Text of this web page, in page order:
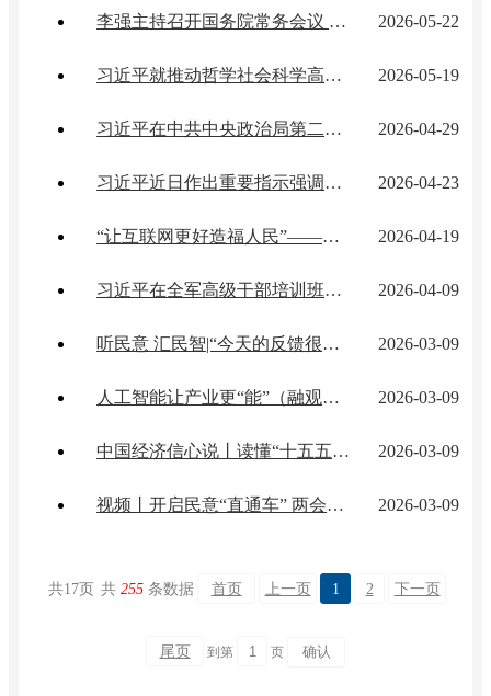
2026-05-22
李强主持召开国务院常务会议 研究推进全国统一大市场建设有关工作 审议通过《现代化应急体系建设“十五五”规划》 讨论《中华人民共和国...
2026-05-19
习近平就推动哲学社会科学高质量发展作出重要指示
2026-04-29
习近平在中共中央政治局第二十五次集体学习时强调：着力提高防范应对自然灾害能力 切实维护人民群众生命财产安全
2026-04-23
习近平近日作出重要指示强调：把"义乌发展经验"进一步总结好运用好 探索走出符合各自实际的高质量发展之路
2026-04-19
“让互联网更好造福人民”——网络强国建设向纵深推进
2026-04-09
习近平在全军高级干部培训班开班式上发表重要讲话强调：开展思想整风 深化政治整训 以崭新政治面貌迎接建军一百周年
2026-03-09
听民意 汇民智|“今天的反馈很全面也很务实”——全国人大代表张雨霏与国家体育总局工作人员面对面
2026-03-09
人工智能让产业更“能”（融观察）
2026-03-09
中国经济信心说丨读懂“十五五”主要指标的深意
2026-03-09
视频丨开启民意“直通车” 两会“旁听员”让基层声音听得到、落得实
共17页 共 255 条数据 首页 上一页 1 2 下一页
尾页 到第 页